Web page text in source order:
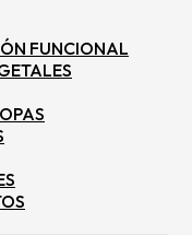
FUNCIONAL